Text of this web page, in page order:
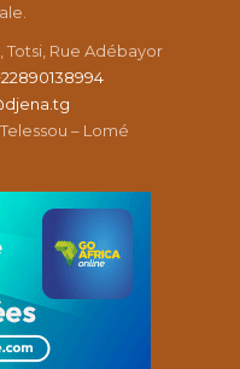
Totsi, Rue Adébayor
– Lomé